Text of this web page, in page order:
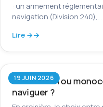
: un armement
navigation (Division 240),…
Lire →
19 JUIN 2026
Catamaran ou
naviguer ?